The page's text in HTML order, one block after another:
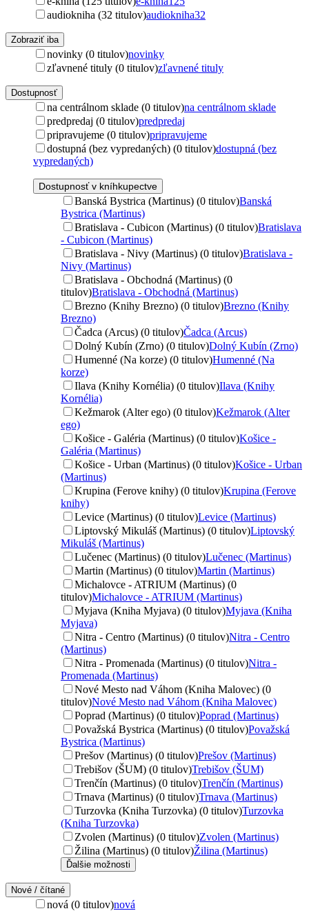
audiokniha (32 titulov)audiokniha32
Zobraziť iba
novinky (0 titulov)novinky
zľavnené tituly (0 titulov)zľavnené tituly
Dostupnosť
na centrálnom sklade (0 titulov)na centrálnom sklade
predpredaj (0 titulov)predpredaj
pripravujeme (0 titulov)pripravujeme
dostupná (bez vypredaných) (0 titulov)dostupná (bez
vypredaných)
Dostupnosť v kníhkupectve
Banská Bystrica (Martinus) (0 titulov)Banská
Bystrica (Martinus)
Bratislava - Cubicon (Martinus) (0 titulov)Bratislava
- Cubicon (Martinus)
Bratislava - Nivy (Martinus) (0 titulov)Bratislava -
Nivy (Martinus)
Bratislava - Obchodná (Martinus) (0
titulov)Bratislava - Obchodná (Martinus)
Brezno (Knihy Brezno) (0 titulov)Brezno (Knihy
Brezno)
Čadca (Arcus) (0 titulov)Čadca (Arcus)
Dolný Kubín (Zrno) (0 titulov)Dolný Kubín (Zrno)
Humenné (Na korze) (0 titulov)Humenné (Na
korze)
Ilava (Knihy Kornélia) (0 titulov)Ilava (Knihy
Kornélia)
Kežmarok (Alter ego) (0 titulov)Kežmarok (Alter
ego)
Košice - Galéria (Martinus) (0 titulov)Košice -
Galéria (Martinus)
Košice - Urban (Martinus) (0 titulov)Košice - Urban
(Martinus)
Krupina (Ferove knihy) (0 titulov)Krupina (Ferove
knihy)
Levice (Martinus) (0 titulov)Levice (Martinus)
Liptovský Mikuláš (Martinus) (0 titulov)Liptovský
Mikuláš (Martinus)
Lučenec (Martinus) (0 titulov)Lučenec (Martinus)
Martin (Martinus) (0 titulov)Martin (Martinus)
Michalovce - ATRIUM (Martinus) (0
titulov)Michalovce - ATRIUM (Martinus)
Myjava (Kniha Myjava) (0 titulov)Myjava (Kniha
Myjava)
Nitra - Centro (Martinus) (0 titulov)Nitra - Centro
(Martinus)
Nitra - Promenada (Martinus) (0 titulov)Nitra -
Promenada (Martinus)
Nové Mesto nad Váhom (Kniha Malovec) (0
titulov)Nové Mesto nad Váhom (Kniha Malovec)
Poprad (Martinus) (0 titulov)Poprad (Martinus)
Považská Bystrica (Martinus) (0 titulov)Považská
Bystrica (Martinus)
Prešov (Martinus) (0 titulov)Prešov (Martinus)
Trebišov (ŠUM) (0 titulov)Trebišov (ŠUM)
Trenčín (Martinus) (0 titulov)Trenčín (Martinus)
Trnava (Martinus) (0 titulov)Trnava (Martinus)
Turzovka (Kniha Turzovka) (0 titulov)Turzovka
(Kniha Turzovka)
Zvolen (Martinus) (0 titulov)Zvolen (Martinus)
Žilina (Martinus) (0 titulov)Žilina (Martinus)
Ďalšie možnosti
Nové / čítané
nová (0 titulov)nová